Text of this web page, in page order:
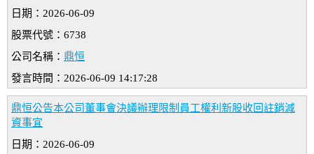
日期：2026-06-09
股票代號：6738
公司名稱： 鼎恒
發言時間：2026-06-09 14:17:28
鼎恒公告本公司董事會決議辦理限制員工權利新股收回註銷減
資事宜
日期：2026-06-09